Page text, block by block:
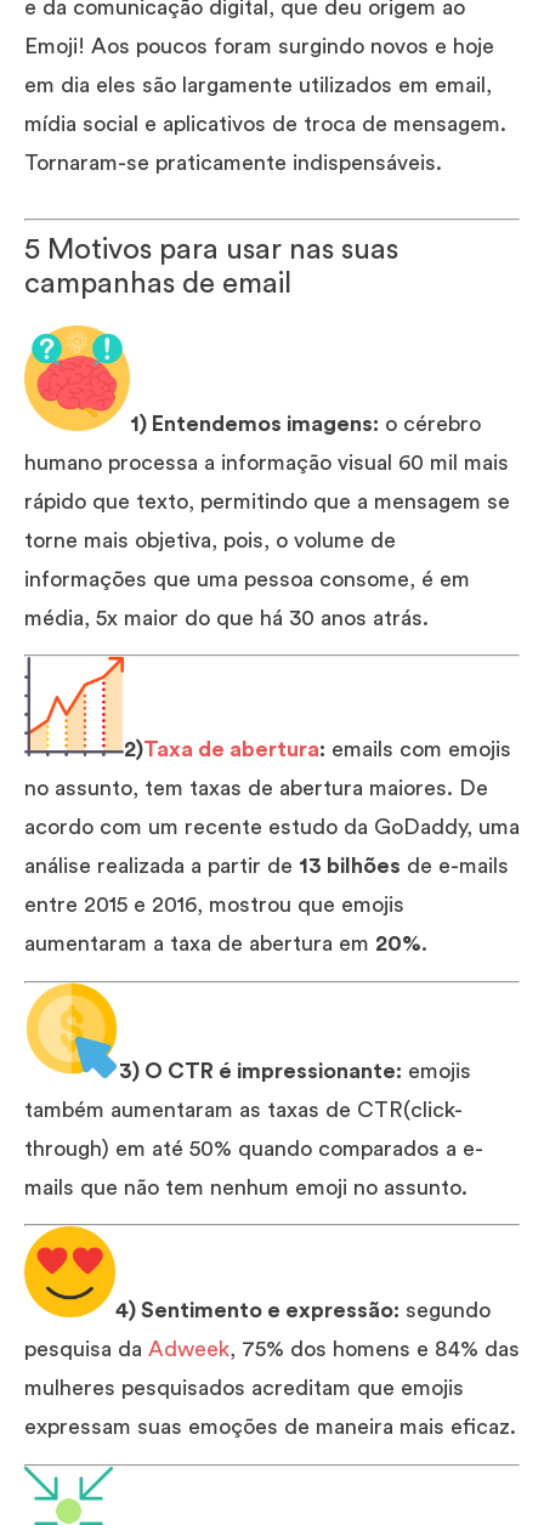
e da comunicação digital, que deu origem ao
Emoji! Aos poucos foram surgindo novos e hoje
em dia eles são largamente utilizados em email,
mídia social e aplicativos de troca de mensagem.
Tornaram-se praticamente indispensáveis.
5 Motivos para usar nas suas
campanhas de email
1) Entendemos imagens: o cérebro
humano processa a informação visual 60 mil mais
rápido que texto, permitindo que a mensagem se
torne mais objetiva, pois, o volume de
informações que uma pessoa consome, é em
média, 5x maior do que há 30 anos atrás.
2)Taxa de abertura: emails com emojis
no assunto, tem taxas de abertura maiores. De
acordo com um recente estudo da GoDaddy, uma
análise realizada a partir de 13 bilhões de e-mails
entre 2015 e 2016, mostrou que emojis
aumentaram a taxa de abertura em 20%.
3) O CTR é impressionante: emojis
também aumentaram as taxas de CTR(click-
through) em até 50% quando comparados a e-
mails que não tem nenhum emoji no assunto.
4) Sentimento e expressão: segundo
pesquisa da Adweek, 75% dos homens e 84% das
mulheres pesquisados acreditam que emojis
expressam suas emoções de maneira mais eficaz.